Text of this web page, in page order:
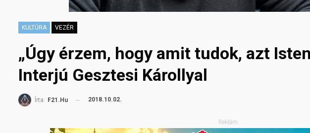
KULTÚRA VEZÉR
„Úgy érzem, hogy amit tudok, azt
Interjú Gesztesi Károllyal
Írta: F21.hu 2018.10.02.
Reklám